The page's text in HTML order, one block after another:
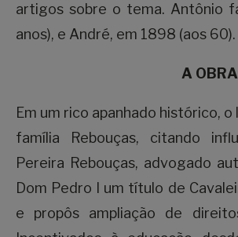
artigos sobre o tema. Antônio
anos), e André, em 1898 (aos 60).
A OBRA
Em um rico apanhado histórico,
família Rebouças, citando
Pereira Rebouças, advogado
Dom Pedro I um título de
e propôs ampliação de